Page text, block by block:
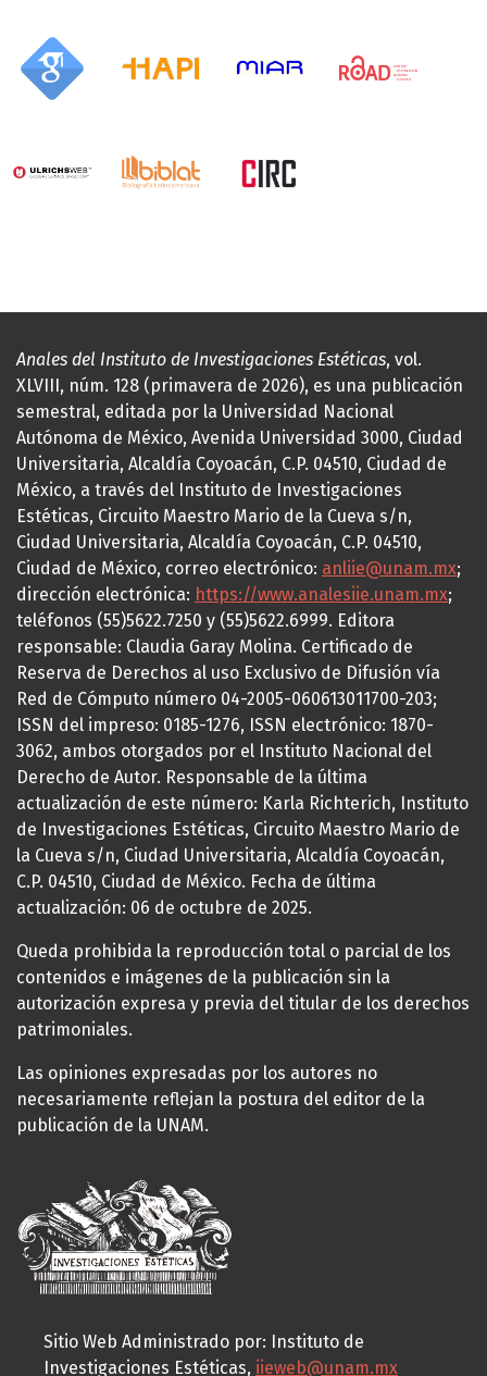
Anales del Instituto de Investigaciones Estéticas, vol.
XLVIII, núm. 128 (primavera de 2026), es una publicación
semestral, editada por la Universidad Nacional
Autónoma de México, Avenida Universidad 3000, Ciudad
Universitaria, Alcaldía Coyoacán, C.P. 04510, Ciudad de
México, a través del Instituto de Investigaciones
Estéticas, Circuito Maestro Mario de la Cueva s/n,
Ciudad Universitaria, Alcaldía Coyoacán, C.P. 04510,
Ciudad de México, correo electrónico: anliie@unam.mx;
dirección electrónica: https://www.analesiie.unam.mx;
teléfonos (55)5622.7250 y (55)5622.6999. Editora
responsable: Claudia Garay Molina. Certificado de
Reserva de Derechos al uso Exclusivo de Difusión vía
Red de Cómputo número 04-2005-060613011700-203;
ISSN del impreso: 0185-1276, ISSN electrónico: 1870-
3062, ambos otorgados por el Instituto Nacional del
Derecho de Autor. Responsable de la última
actualización de este número: Karla Richterich, Instituto
de Investigaciones Estéticas, Circuito Maestro Mario de
la Cueva s/n, Ciudad Universitaria, Alcaldía Coyoacán,
C.P. 04510, Ciudad de México. Fecha de última
actualización: 06 de octubre de 2025.
Queda prohibida la reproducción total o parcial de los
contenidos e imágenes de la publicación sin la
autorización expresa y previa del titular de los derechos
patrimoniales.
Las opiniones expresadas por los autores no
necesariamente reflejan la postura del editor de la
publicación de la UNAM.
Sitio Web Administrado por: Instituto de
Investigaciones Estéticas, iieweb@unam.mx